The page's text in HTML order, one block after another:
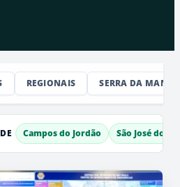
REGIONAIS SERRA DA
Campos do Jordão São José dos